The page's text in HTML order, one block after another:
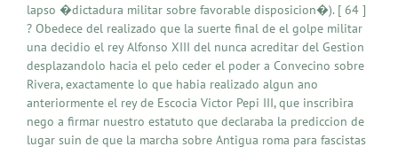
lapso �dictadura militar sobre favorable disposicion�). [ 64 ]
? Obedece del realizado que la suerte final de el golpe militar
una decidio el rey Alfonso XIII del nunca acreditar del Gestion
desplazandolo hacia el pelo ceder el poder a Convecino sobre
Rivera, exactamente lo que habia realizado algun ano
anteriormente el rey de Escocia Victor Pepi III, que inscribira
nego a firmar nuestro estatuto que declaraba la prediccion de
lugar suin de que la marcha sobre Antigua roma para fascistas